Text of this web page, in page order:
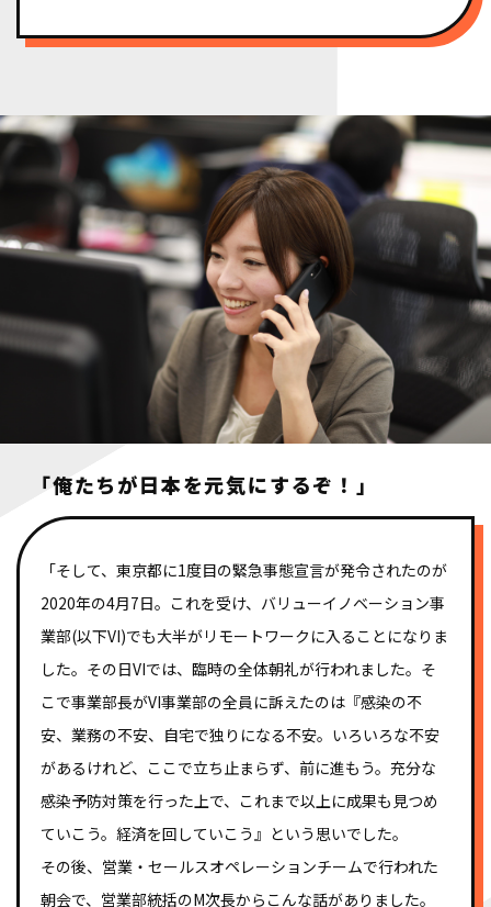
「俺たちが日本を元気にするぞ！」
「そして、東京都に1度目の緊急事態宣言が発令されたのが
2020年の4月7日。これを受け、バリューイノベーション事
業部(以下VI)でも大半がリモートワークに入ることになりま
した。その日VIでは、臨時の全体朝礼が行われました。そ
こで事業部長がVI事業部の全員に訴えたのは『感染の不
安、業務の不安、自宅で独りになる不安。いろいろな不安
があるけれど、ここで立ち止まらず、前に進もう。充分な
感染予防対策を行った上で、これまで以上に成果も見つめ
ていこう。経済を回していこう』という思いでした。
その後、営業・セールスオペレーションチームで行われた
朝会で、営業部統括のM次長からこんな話がありました。